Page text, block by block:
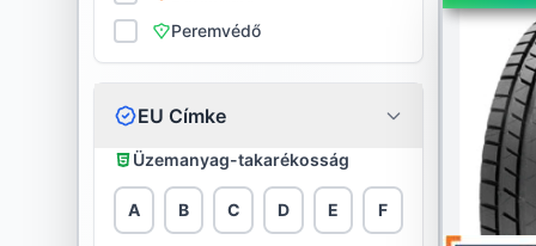
Cooper
Davanti
Peremvédő
EU Címke
Üzemanyag-takarékosság
A B C D E F